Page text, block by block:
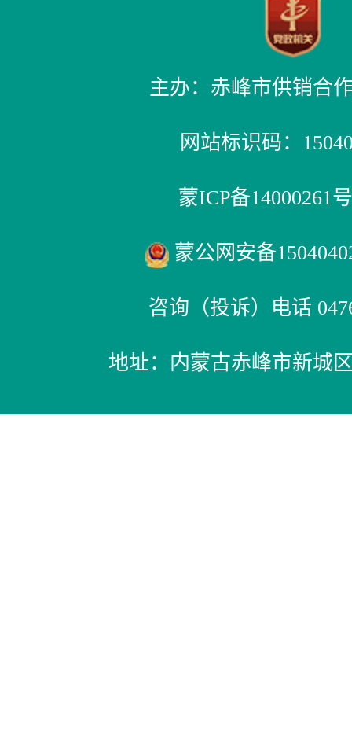
主办：赤峰市供销合
网站标识码：
蒙ICP备14000261
蒙公网安备
咨询（投诉）电话
地址：内蒙古赤峰市新城